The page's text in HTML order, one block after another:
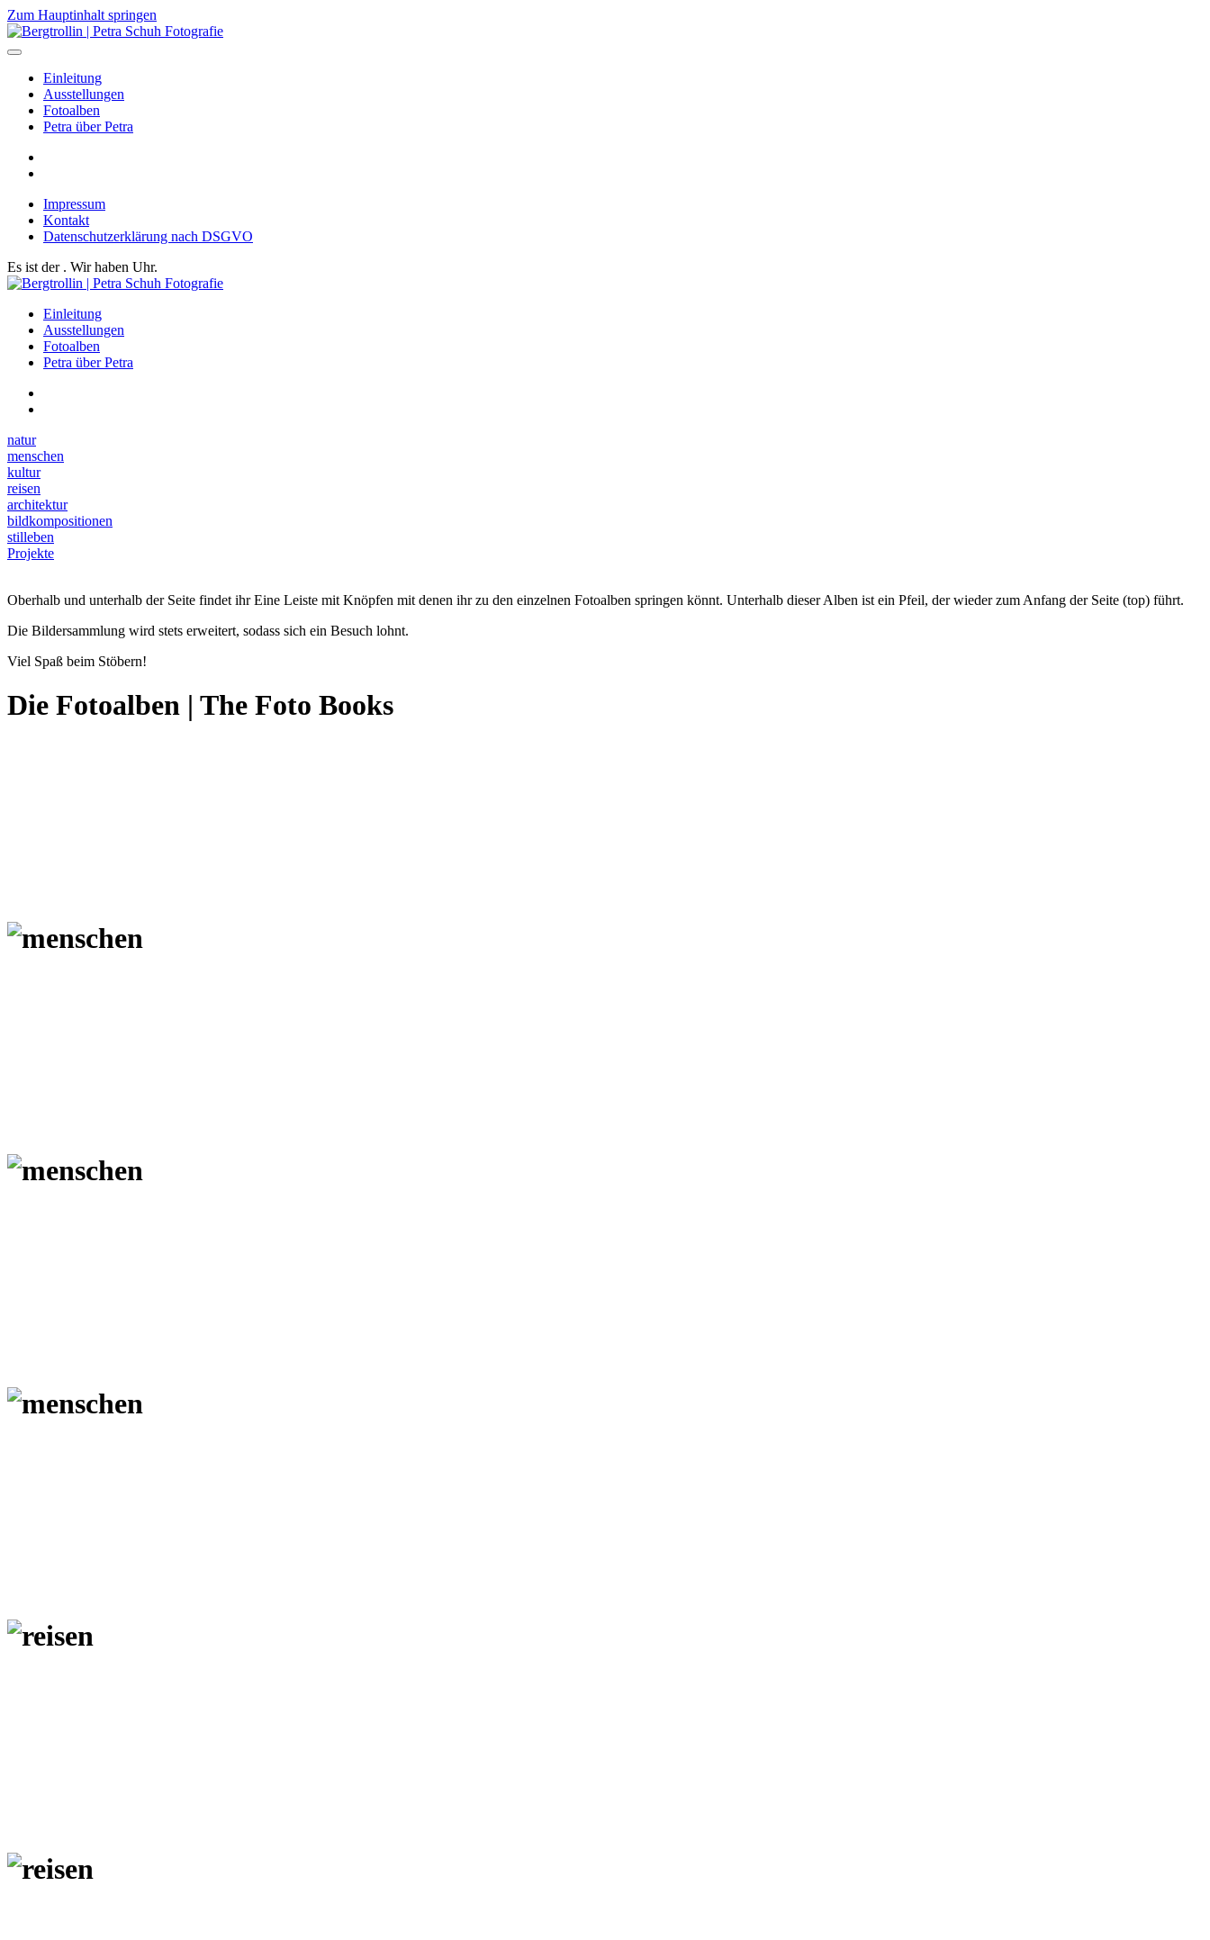
Zum Hauptinhalt springen
Einleitung
Ausstellungen
Fotoalben
Petra über Petra
Impressum
Kontakt
Datenschutzerklärung nach DSGVO
Es ist der . Wir haben Uhr.
Einleitung
Ausstellungen
Fotoalben
Petra über Petra
natur
menschen
kultur
reisen
architektur
bildkompositionen
stilleben
Projekte
Oberhalb und unterhalb der Seite findet ihr Eine Leiste mit Knöpfen mit denen ihr zu den einzelnen Fotoalben springen könnt. Unterhalb dieser Alben ist ein Pfeil, der wieder zum Anfang der Seite (top) führt.
Die Bildersammlung wird stets erweitert, sodass sich ein Besuch lohnt.
Viel Spaß beim Stöbern!
Die Fotoalben | The Foto Books